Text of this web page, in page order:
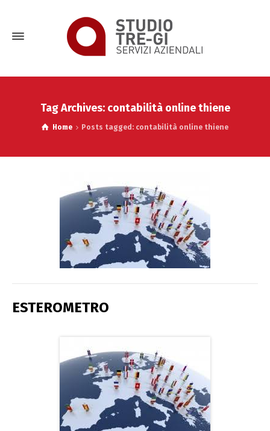
Tag Archives: contabilità online thiene
Home Posts tagged: contabilità online thiene
ESTEROMETRO